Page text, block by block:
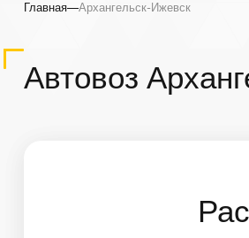
Главная—Архангельск-Ижевск
Автовоз